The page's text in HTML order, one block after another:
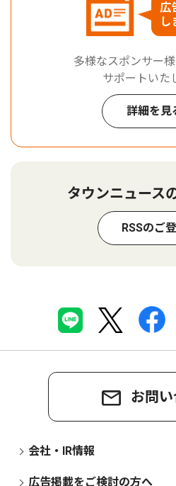
広
し
多様なスポンサー
サポートいた
詳細を見
タウンニュース
RSSのご
お問
会社・IR情報
広告掲載をご検討の方へ